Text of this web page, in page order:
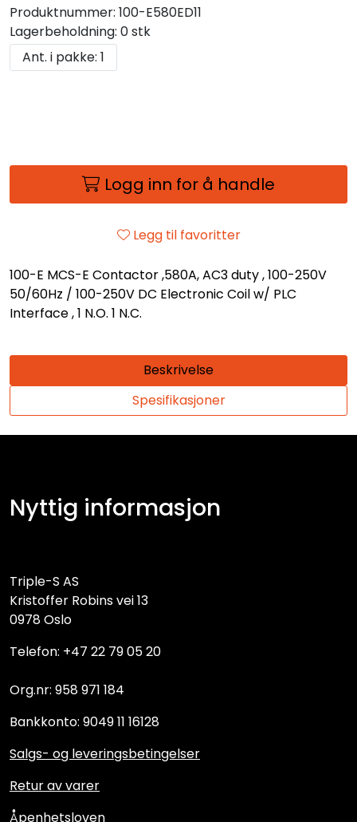
Produktnummer: 100-E580ED11
Lagerbeholdning: 0 stk
Ant. i pakke: 1
Logg inn for å handle
Legg til favoritter
100-E MCS-E Contactor ,580A, AC3 duty , 100-250V
50/60Hz / 100-250V DC Electronic Coil w/ PLC
Interface , 1 N.O. 1 N.C.
Beskrivelse
Spesifikasjoner
Nyttig informasjon
Triple-S AS
Kristoffer Robins vei 13
0978 Oslo
Telefon: +47 22 79 05 20
Org.nr: 958 971 184
Bankkonto: 9049 11 16128
Salgs- og leveringsbetingelser
Retur av varer
Åpenhetsloven